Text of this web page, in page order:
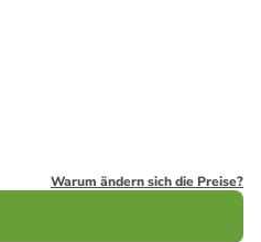
Warum ändern sich die Preise?